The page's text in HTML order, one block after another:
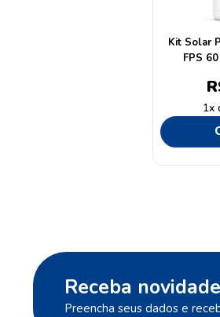
Kit Solar
FPS
1
Receba
Preencha seus dados e